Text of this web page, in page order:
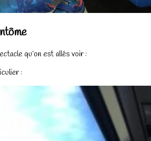
qu’on est allés voir :
: